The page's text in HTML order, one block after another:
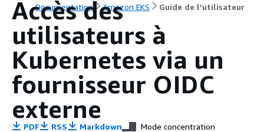
Documentation Amazon EKS Guide de l’utilisateur
Accès des
utilisateurs à
Kubernetes via un
fournisseur OIDC
externe
PDF RSS Markdown Mode concentration